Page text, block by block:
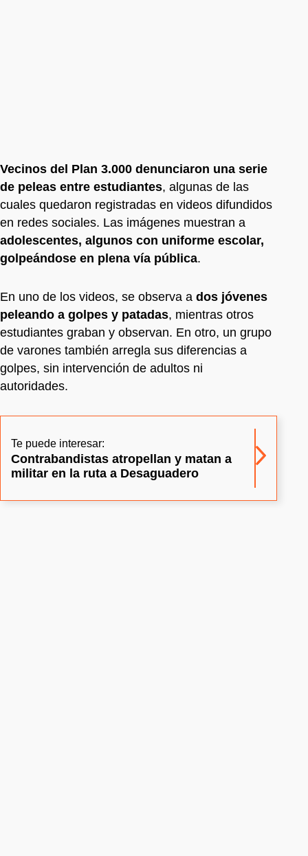
Vecinos del Plan 3.000 denunciaron una serie
de peleas entre estudiantes, algunas de las
cuales quedaron registradas en videos difundidos
en redes sociales. Las imágenes muestran a
adolescentes, algunos con uniforme escolar,
golpeándose en plena vía pública.
En uno de los videos, se observa a dos jóvenes
peleando a golpes y patadas, mientras otros
estudiantes graban y observan. En otro, un grupo
de varones también arregla sus diferencias a
golpes, sin intervención de adultos ni
autoridades.
Te puede interesar:
Contrabandistas atropellan y matan a
militar en la ruta a Desaguadero